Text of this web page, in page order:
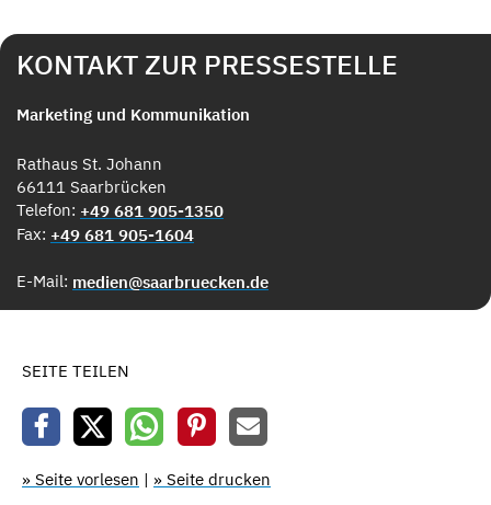
KONTAKT ZUR PRESSESTELLE
Marketing und Kommunikation
Rathaus St. Johann
66111 Saarbrücken
Telefon: +49 681 905-1350
Fax: +49 681 905-1604
E-Mail: medien@saarbruecken.de
SEITE TEILEN
» Seite vorlesen | » Seite drucken